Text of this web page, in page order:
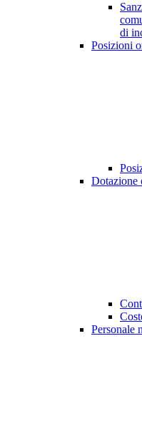
di
Posizioni
Dotazione
Personale